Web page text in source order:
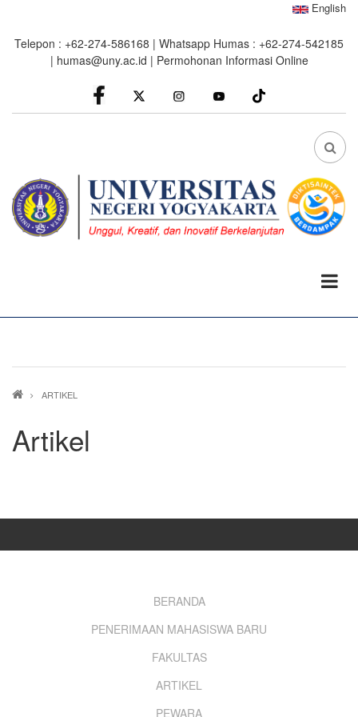
main
English
Telepon : +62-274-586168 | Whatsapp Humas : +62-274-542185
| humas@uny.ac.id | Permohonan Informasi Online
facebook
Instagram youtube
FA
Breadcrumb
ARTIKEL
Artikel
BERANDA
PENERIMAAN MAHASISWA BARU
FAKULTAS
ARTIKEL
PEWARA